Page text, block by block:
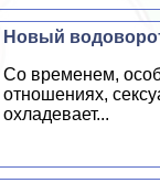
Новый
Со временем,
отношениях,
охладевает...